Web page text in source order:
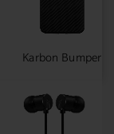
Karbon Bumper